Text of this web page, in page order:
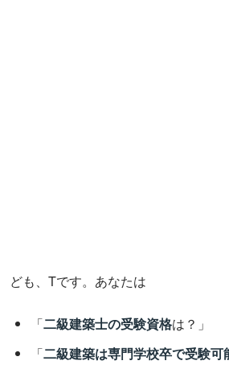
ども、Tです。あなたは
「二級建築士の受験資格は？」
「二級建築は専門学校卒で受験可